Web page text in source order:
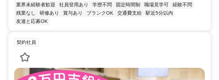
業界未経験者歓迎 社員登用あり 学歴不問 固定時間制 職場見学可
経験不問
残業なし
研修あり 賞与あり ブランクOK 交通費支給
駅近5分以内
友達と応募OK
契約社員